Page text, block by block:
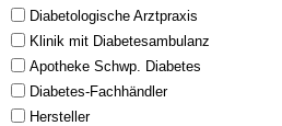
Type:Diabetologische Arztpraxis
Klinik mit Diabetesambulanz
Apotheke Schwp. Diabetes
Diabetes-Fachhändler
Hersteller